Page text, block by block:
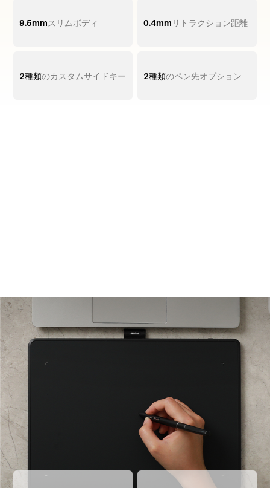
9.5mmスリムボディ 0.4mm リトラクション距離
2種類のカスタムサイドキー 2種類のペン先オプション